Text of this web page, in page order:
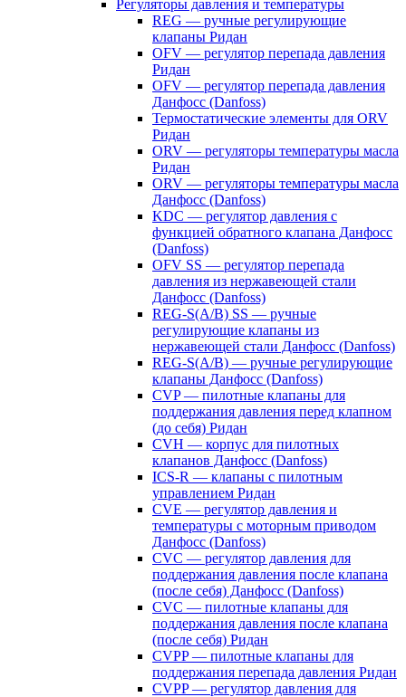
Регуляторы давления и температуры
REG — ручные регулирующие
клапаны Ридан
OFV — регулятор перепада давления
Ридан
OFV — регулятор перепада давления
Данфосс (Danfoss)
Термостатические элементы для ORV
Ридан
ORV — регуляторы температуры масла
Ридан
ORV — регуляторы температуры масла
Данфосс (Danfoss)
KDC — регулятор давления с
функцией обратного клапана Данфосс
(Danfoss)
OFV SS — регулятор перепада
давления из нержавеющей стали
Данфосс (Danfoss)
REG-S(A/B) SS — ручные
регулирующие клапаны из
нержавеющей стали Данфосс (Danfoss)
REG-S(A/B) — ручные регулирующие
клапаны Данфосс (Danfoss)
CVP — пилотные клапаны для
поддержания давления перед клапном
(до себя) Ридан
CVH — корпус для пилотных
клапанов Данфосс (Danfoss)
ICS-R — клапаны с пилотным
управлением Ридан
CVE — регулятор давления и
температуры с моторным приводом
Данфосс (Danfoss)
CVС — регулятор давления для
поддержания давления после клапана
(после себя) Данфосс (Danfoss)
CVС — пилотные клапаны для
поддержания давления после клапана
(после себя) Ридан
CVPP — пилотные клапаны для
поддержания перепада давления Ридан
CVPP — регулятор давления для